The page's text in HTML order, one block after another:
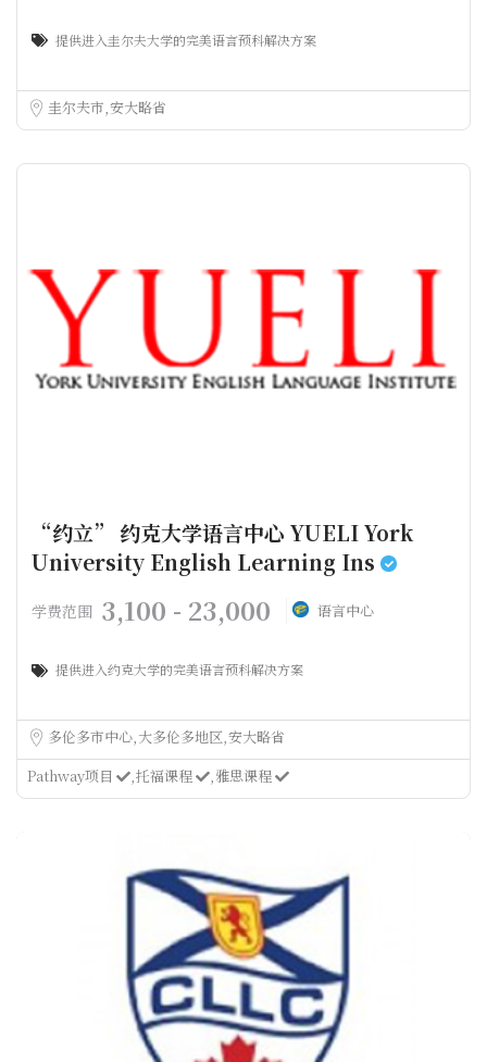
提供进入圭尔夫大学的完美语言预科解决方案
圭尔夫市 安大略省
“约立” 约克大学语言中心 YUELI York
University English Learning Ins
学费范围 3,100 - 23,000 语言中心
提供进入约克大学的完美语言预科解决方案
多伦多市中心大多伦多地区安大略省
Pathway项目
托福课程 雅思课程